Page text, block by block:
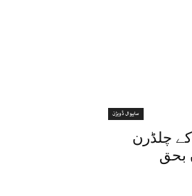
ساہیوال ڈویژن
چلڈرن